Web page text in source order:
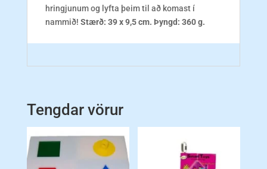
hringjunum og lyfta þeim til að komast í
nammið! Stærð: 39 x 9,5 cm. Þyngd: 360 g.
Tengdar vörur